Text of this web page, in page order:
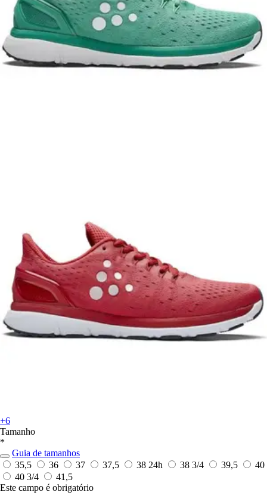
+6
Tamanho
*
Guia de tamanhos
35,5
36 37 37,5 38 24h 38 3/4 39,5
40
40 3/4
41,5
Este campo é obrigatório